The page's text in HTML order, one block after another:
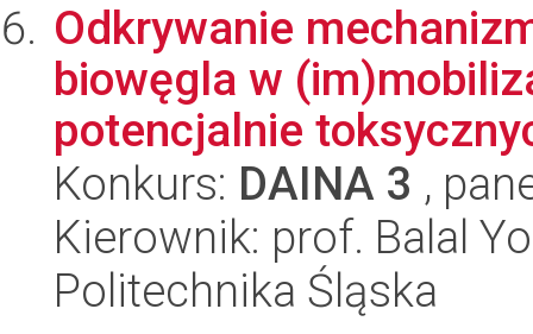
Odkrywanie
biowęgla w
potencjalnie
Konkurs: DAINA 3 ,
Kierownik: prof. Balal
Politechnika Śląska